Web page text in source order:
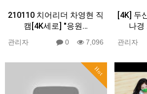
210110 치어리더 차영현 직
캠[4K세로] "응원…
관리자 0 7,096
[4K] 두
나경
관리자
Hot